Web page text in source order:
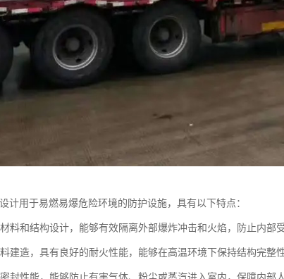
计用于易燃易爆危险环境的防护设施，具有以下特点：
料和结构设计，能够有效隔离外部爆炸冲击和火焰，防止内部受
建造，具有良好的耐火性能，能够在高温环境下保持结构完整性
封性能，能够防止有害气体、粉尘或蒸汽进入室内，保障内部人